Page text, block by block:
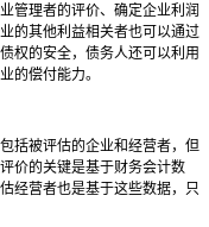
管理者的评价、 确定企业利润
的其他利益相关者也可以通过
权的安全，债务人还可以利用
的偿付能力。
括被评估的企业和经营者，但
价的关键是基于财务会计数
经营者也是基于这些数据，只